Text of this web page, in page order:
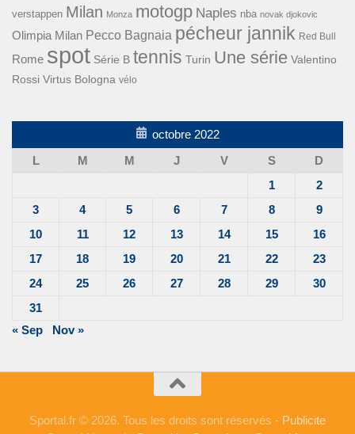
verstappen Milan Monza motogp Naples nba novak djokovic
Olimpia Milan Pecco Bagnaia pécheur jannik Red Bull
Rome spot Série B tennis Turin Une série Valentino
Rossi Virtus Bologna vélo
octobre 2022
L
M M J V S
D
1
2
3
4 5 6 7 8
9
10
11 12 13 14 15
16
17
18 19 20 21 22
23
24
25 26 27 28 29
30
31
« Sep
Nov »
Sportal.fr © 2026. Tous les droits sont réservés - Publicite